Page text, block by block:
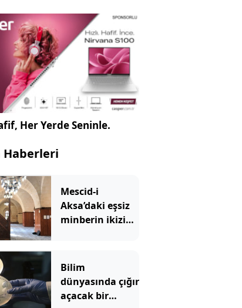
Her Yerde Seninle.
Haberleri
Mescid-i
Aksa’daki eşsiz
minberin ikizi
Bilim
dünyasında çığır
açacak bir